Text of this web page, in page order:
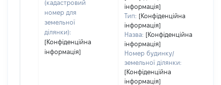
(кадастровий
номер для
земельної
ділянки):
[Конфіденційна
інформація]
інформація]
Тип: [Конфіденційна
інформація]
Назва: [Конфіденційна
інформація]
Номер будинку/
земельної ділянки:
[Конфіденційна
інформація]